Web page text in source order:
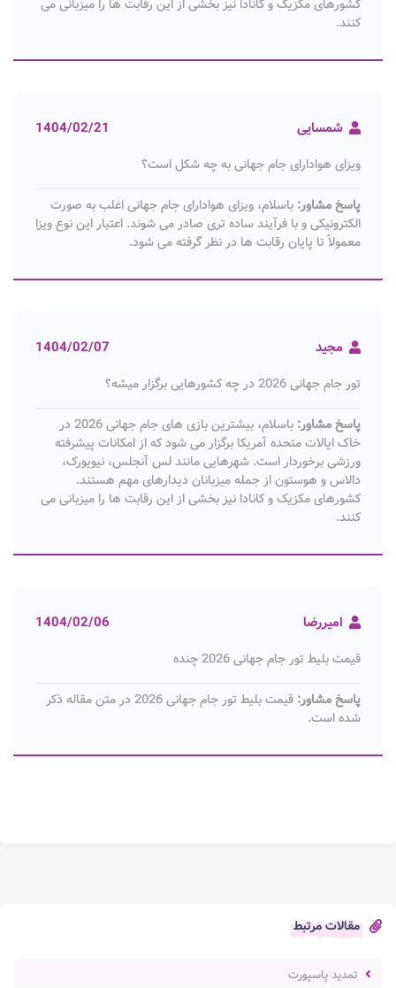
مقالات مرتبط
تمدید پاسپورت
کشورهای مکزیک و کانادا نیز بخشی از این رقابت ها را میزبانی می
کنند.
شمسایی 1404/02/21
ویزای هوادارای جام جهانی به چه شکل است؟
پاسخ مشاور: باسلام، ویزای هوادارای جام جهانی اغلب به صورت
الکترونیکی و با فرآیند ساده تری صادر می شوند. اعتبار این نوع ویزا
معمولاً تا پایان رقابت ها در نظر گرفته می شود.
مجید 1404/02/07
تور جام جهانی 2026 در چه کشورهایی برگزار میشه؟
پاسخ مشاور:
باسلام، بیشترین بازی های جام جهانی 2026 در
خاک ایالات متحده آمریکا برگزار می شود که از امکانات پیشرفته
ورزشی برخوردار است. شهرهایی مانند لس آنجلس، نیویورک،
دالاس و هوستون از جمله میزبانان دیدارهای مهم هستند.
کشورهای مکزیک و کانادا نیز بخشی از این رقابت ها را میزبانی می
کنند.
امیررضا 1404/02/06
قیمت بلیط تور جام جهانی 2026 چنده
پاسخ مشاور:
قیمت بلیط تور جام جهانی 2026 در متن مقاله ذکر
شده است.